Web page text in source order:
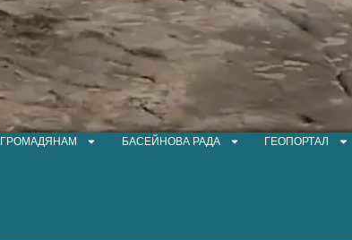
ГРОМАДЯНАМ БАСЕЙНОВА РАДА ГЕОПОРТАЛ